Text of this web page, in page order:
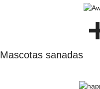
Mascotas sanadas